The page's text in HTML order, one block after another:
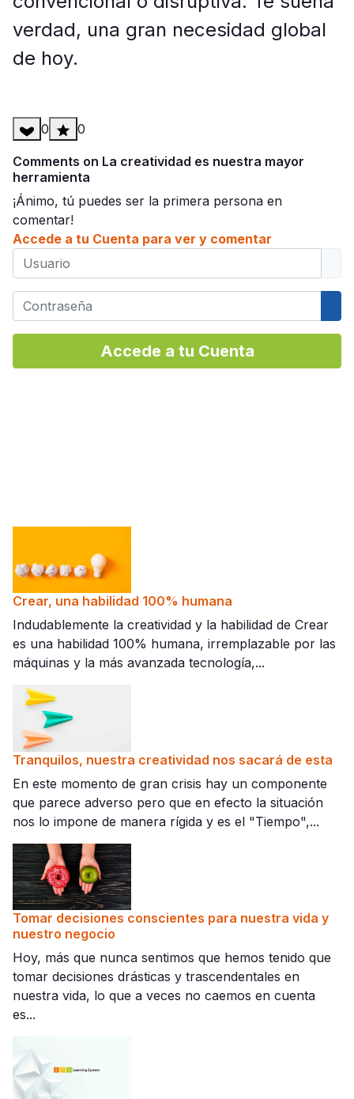
verdad, una gran necesidad global
de hoy.
0 0
Comments on La creatividad es nuestra mayor
herramienta
¡Ánimo, tú puedes ser la primera persona en
comentar!
Accede a tu Cuenta para ver y comentar
Usuario
Contraseña
Accede a tu Cuenta
Crear, una habilidad 100% humana
Indudablemente la creatividad y la habilidad de Crear
es una habilidad 100% humana, irremplazable por las
máquinas y la más avanzada tecnología,...
Tranquilos, nuestra creatividad nos sacará de esta
En este momento de gran crisis hay un componente
que parece adverso pero que en efecto la situación
nos lo impone de manera rígida y es el "Tiempo",...
Tomar decisiones conscientes para nuestra vida y
nuestro negocio
Hoy, más que nunca sentimos que hemos tenido que
tomar decisiones drásticas y trascendentales en
nuestra vida, lo que a veces no caemos en cuenta
es...